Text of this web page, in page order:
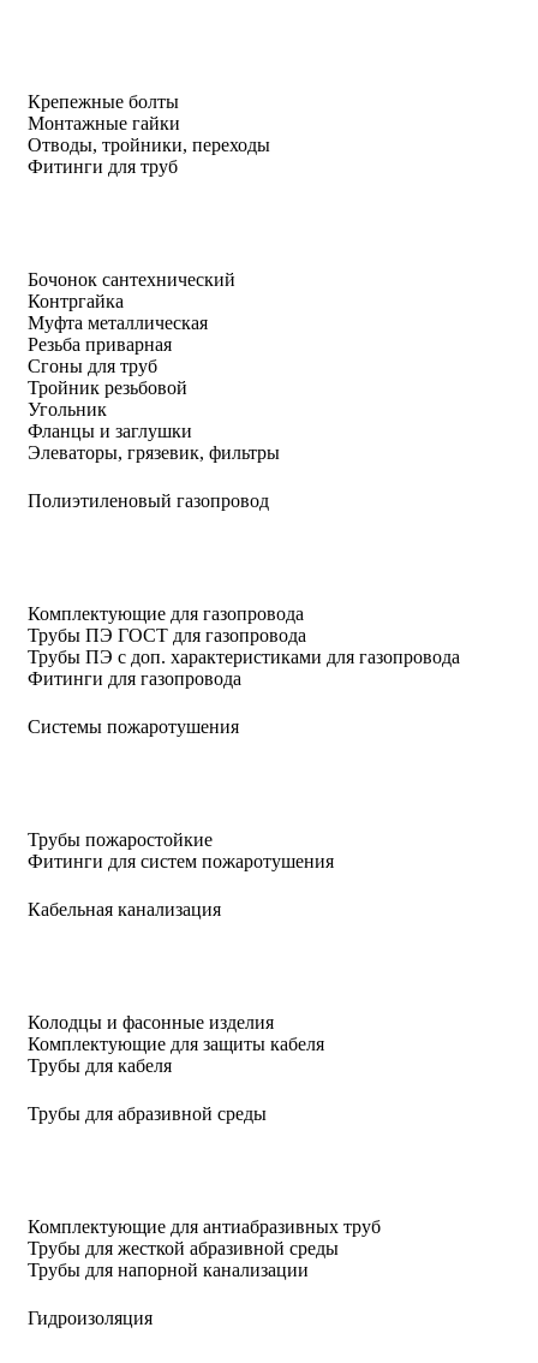
Крепежные болты
Монтажные гайки
Отводы, тройники, переходы
Фитинги для труб
Бочонок сантехнический
Контргайка
Муфта металлическая
Резьба приварная
Сгоны для труб
Тройник резьбовой
Угольник
Фланцы и заглушки
Элеваторы, грязевик, фильтры
Полиэтиленовый газопровод
Комплектующие для газопровода
Трубы ПЭ ГОСТ для газопровода
Трубы ПЭ с доп. характеристиками для газопровода
Фитинги для газопровода
Системы пожаротушения
Трубы пожаростойкие
Фитинги для систем пожаротушения
Кабельная канализация
Колодцы и фасонные изделия
Комплектующие для защиты кабеля
Трубы для кабеля
Трубы для абразивной среды
Комплектующие для антиабразивных труб
Трубы для жесткой абразивной среды
Трубы для напорной канализации
Гидроизоляция